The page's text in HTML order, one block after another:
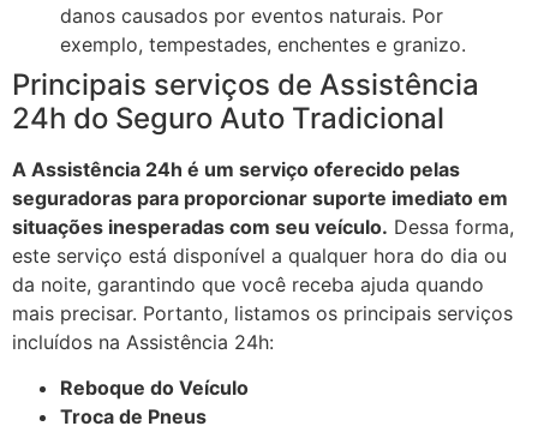
danos causados por eventos naturais. Por
exemplo, tempestades, enchentes e granizo.
Principais serviços de Assistência
24h do Seguro Auto Tradicional
A Assistência 24h é um serviço oferecido pelas
seguradoras para proporcionar suporte imediato em
situações inesperadas com seu veículo. Dessa forma,
este serviço está disponível a qualquer hora do dia ou
da noite, garantindo que você receba ajuda quando
mais precisar. Portanto, listamos os principais serviços
incluídos na Assistência 24h:
Reboque do Veículo
Troca de Pneus